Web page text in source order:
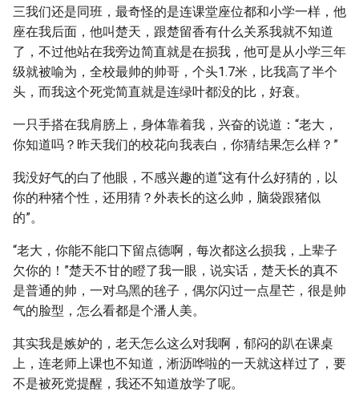
三我们还是同班，最奇怪的是连课堂座位都和小学一样，他
座在我后面，他叫楚天，跟楚留香有什么关系我就不知道
了，不过他站在我旁边简直就是在损我，他可是从小学三年
级就被喻为，全校最帅的帅哥，个头1.7米，比我高了半个
头，而我这个死党简直就是连绿叶都没的比，好衰。
一只手搭在我肩膀上，身体靠着我，兴奋的说道：“老大，
你知道吗？昨天我们的校花向我表白，你猜结果怎么样？”
我没好气的白了他眼，不感兴趣的道“这有什么好猜的，以
你的种猪个性，还用猜？外表长的这么帅，脑袋跟猪似
的”。
“老大，你能不能口下留点德啊，每次都这么损我，上辈子
欠你的！”楚天不甘的瞪了我一眼，说实话，楚天长的真不
是普通的帅，一对乌黑的毪子，偶尔闪过一点星芒，很是帅
气的脸型，怎么看都是个潘人美。
其实我是嫉妒的，老天怎么这么对我啊，郁闷的趴在课桌
上，连老师上课也不知道，淅沥哗啦的一天就这样过了，要
不是被死党提醒，我还不知道放学了呢。